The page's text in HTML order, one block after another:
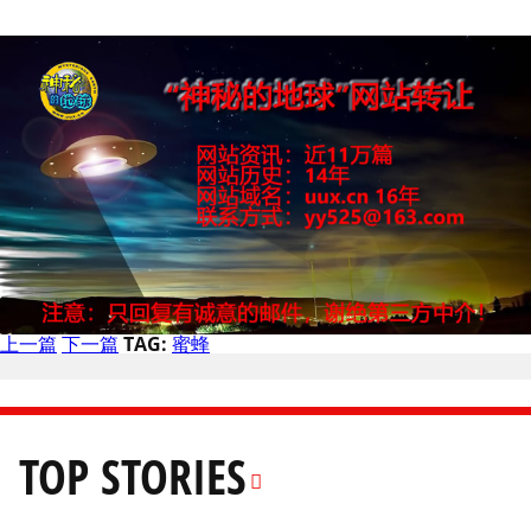
上一篇 下一篇 TAG: 蜜蜂
TOP STORIES